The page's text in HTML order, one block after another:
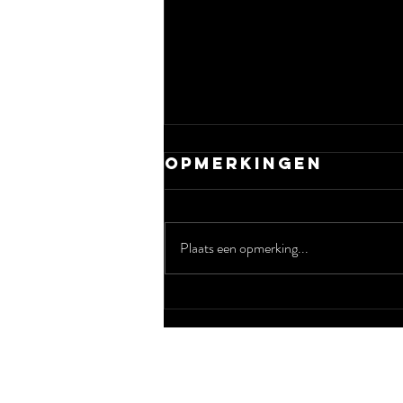
Haagse Helden
2025
Opmerkingen
Plaats een opmerking...